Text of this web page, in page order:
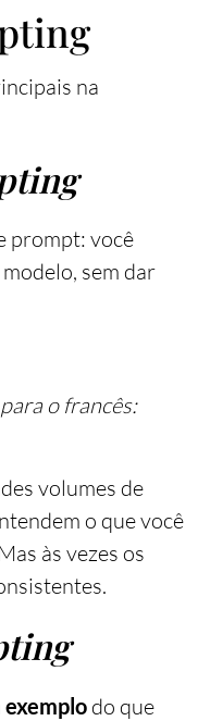
na
prompt: você
sem dar
o francês:
volumes de
o que você
às vezes os
exemplodo que